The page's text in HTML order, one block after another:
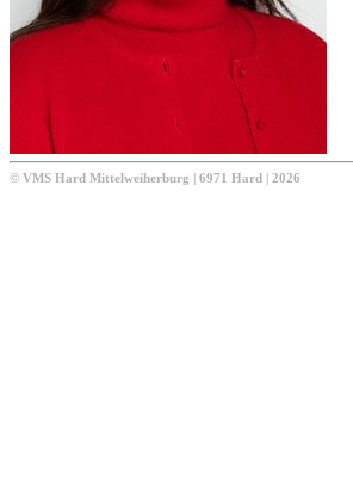
© VMS Hard Mittelweiherburg | 6971 Hard | 2026